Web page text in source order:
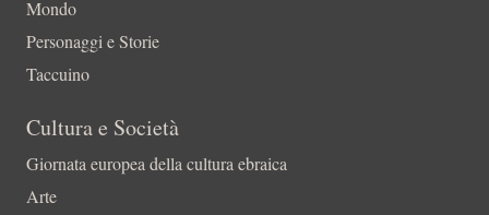
Mondo
Personaggi e Storie
Taccuino
Cultura e Società
Giornata europea della cultura ebraica
Arte